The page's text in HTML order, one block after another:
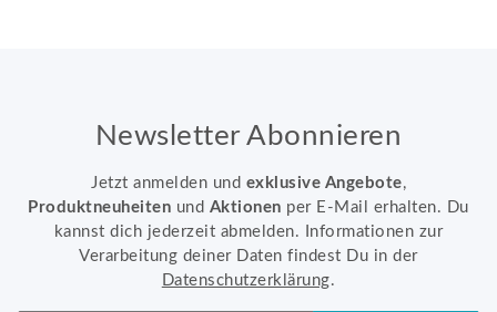
Newsletter Abonnieren
Jetzt anmelden und exklusive Angebote,
Produktneuheiten und Aktionen per E-Mail erhalten. Du
kannst dich jederzeit abmelden. Informationen zur
Verarbeitung deiner Daten findest Du in der
Datenschutzerklärung.